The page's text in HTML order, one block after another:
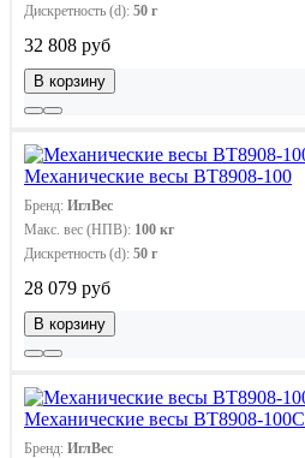
Дискретность (d): 50 г
32 808 руб
В корзину
Механические весы ВТ8908-100
Бренд: ИглВес
Макс. вес (НПВ): 100 кг
Дискретность (d): 50 г
28 079 руб
В корзину
Механические весы ВТ8908-100С
Бренд: ИглВес